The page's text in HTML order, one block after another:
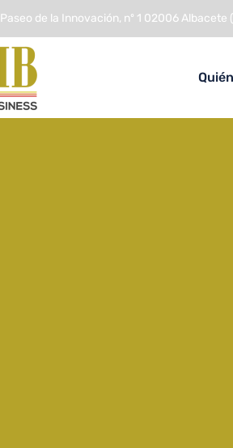
Paseo de la Innovación, nº 1 02006 Albacete